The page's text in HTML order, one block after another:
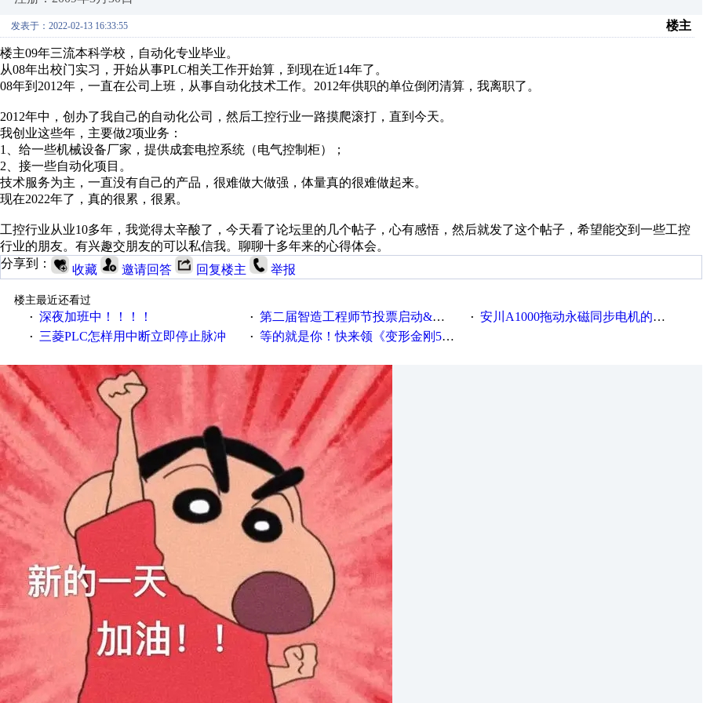
发表于：2022-02-13 16:33:55 楼主
楼主09年三流本科学校，自动化专业毕业。
从08年出校门实习，开始从事PLC相关工作开始算，到现在近14年了。
08年到2012年，一直在公司上班，从事自动化技术工作。2012年供职的单位倒闭清算，我离职了。
2012年中，创办了我自己的自动化公司，然后工控行业一路摸爬滚打，直到今天。
我创业这些年，主要做2项业务：
1、给一些机械设备厂家，提供成套电控系统（电气控制柜）；
2、接一些自动化项目。
技术服务为主，一直没有自己的产品，很难做大做强，体量真的很难做起来。
现在2022年了，真的很累，很累。
工控行业从业10多年，我觉得太辛酸了，今天看了论坛里的几个帖子，心有感悟，然后就发了这个帖子，希望能交到一些工控
行业的朋友。有兴趣交朋友的可以私信我。聊聊十多年来的心得体会。
分享到：
收藏 邀请回答 回复楼主 举报
楼主最近还看过
· 深夜加班中！！！！ · 第二届智造工程师节投票启动&周周有礼！ · 安川A1000拖动永磁同步电机的系列参数
· 三菱PLC怎样用中断立即停止脉冲 · 等的就是你！快来领《变形金刚5》观影券